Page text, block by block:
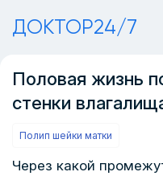
ДОКТОР24/7
Половая жизнь
стенки
Полип шейки матки
Через какой